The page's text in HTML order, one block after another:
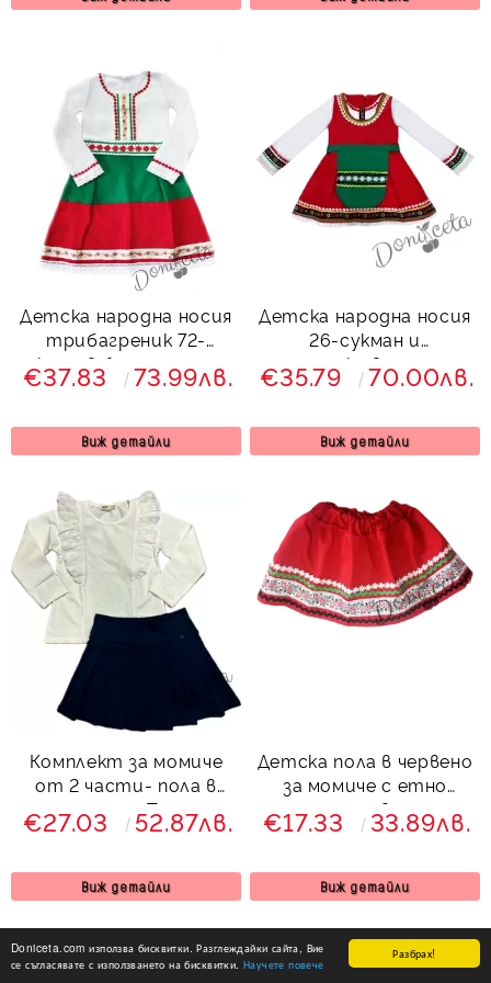
Разбрах!
Doniceta.com използва бисквитки. Разглеждайки сайта, Вие
се съгласявате с използването на бисквитки. Научете повече
Детска народна носия
трибагреник 72-
сукман в бяло, зелено и
червено с фолклорни
€37.83 73.99лв.
Виж детайли
Детска народна носия
26-сукман и
престилка в зелено с
фолклорни/етно
€35.79 70.00лв.
Виж детайли
Комплект за момиче
от 2 части- пола в
тъмносиньо Тамара и
блузка с дълъг ръкав с
€27.03 52.87лв.
Виж детайли
Детска пола в червено
за момиче с етно
мотиви
3223232326366
€17.33 33.89лв.
Виж детайли